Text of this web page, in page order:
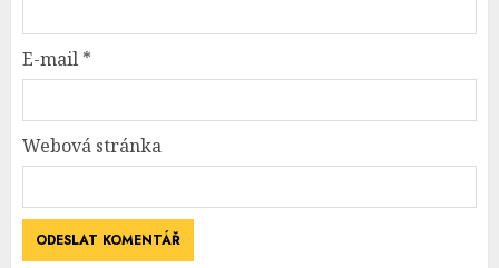
E-mail *
Webová stránka